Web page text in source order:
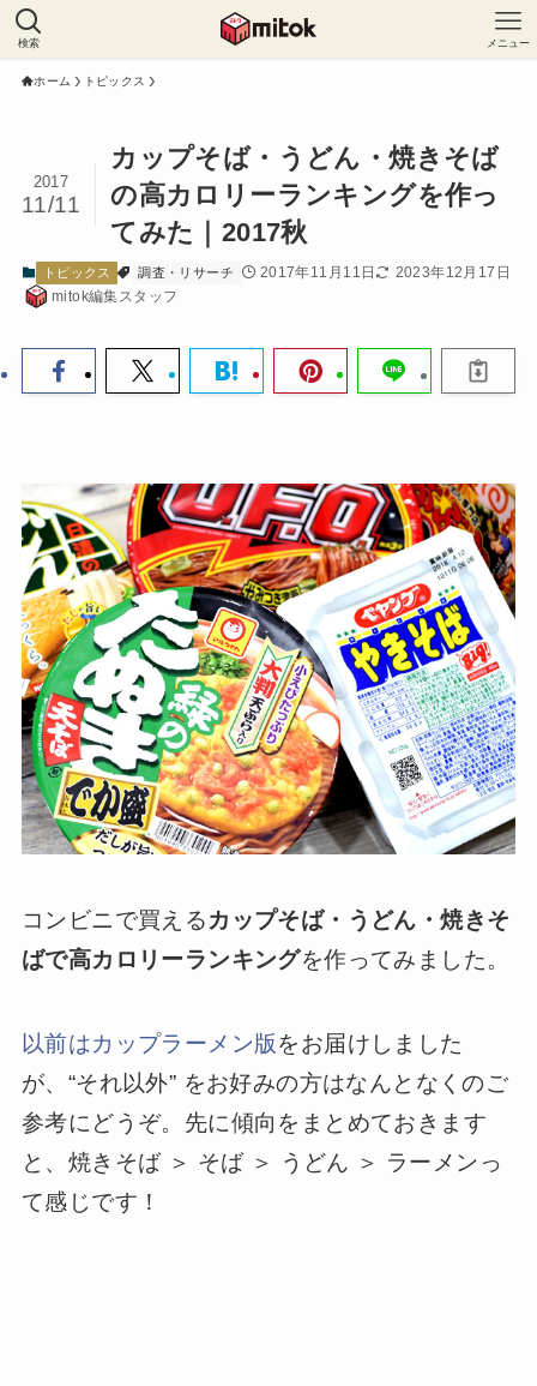
検索 メニュー
ホーム トピックス
カップそば・うどん・焼きそば
の高カロリーランキングを作っ
てみた｜2017秋
2017
11/11
トピックス 調査・リサーチ 2017年11月11日
2023年12月17日
mitok編集スタッフ
コンビニで買えるカップそば・うどん・焼きそ
ばで高カロリーランキングを作ってみました。
以前はカップラーメン版をお届けしました
が、“それ以外” をお好みの方はなんとなくのご
参考にどうぞ。先に傾向をまとめておきます
と、焼きそば ＞ そば ＞ うどん ＞ ラーメンっ
て感じです！